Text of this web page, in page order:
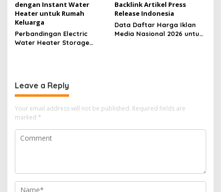
Perbandingan Electric
Water Heater Storage
Data Daftar Harga Iklan
Media Nasional 2026 untuk
Leave a Reply
Your email address will not be published. Required fields are
marked *